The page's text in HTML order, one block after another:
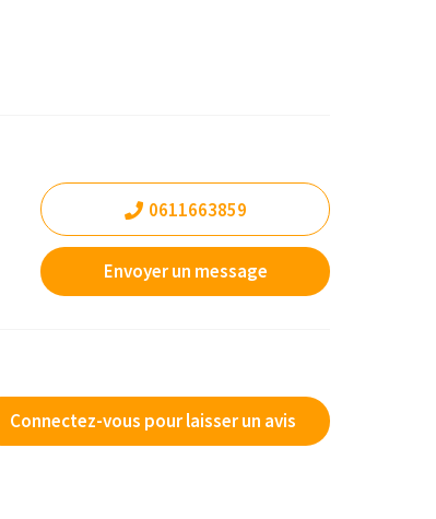
0611663859
Envoyer un message
Connectez-vous pour laisser un avis